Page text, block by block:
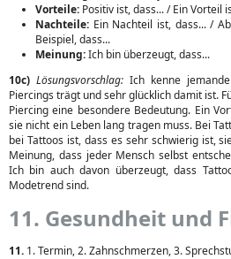
Vorteile: Positiv ist, dass... / Ein Vorteil
Nachteile: Ein Nachteil ist, dass... /
Beispiel, dass...
Meinung:Ich bin überzeugt, dass...
10c) Lösungsvorschlag: Ich kenne
Piercings trägt und sehr glücklich damit ist.
Piercing eine besondere Bedeutung. Ein
sie nicht ein Leben lang tragen muss. Bei
bei Tattoos ist, dass es sehr schwierig ist,
Meinung, dass jeder Mensch selbst
Ich bin auch davon überzeugt, dass
Modetrend sind.
11. Gesundheit und
11. 1. Termin, 2. Zahnschmerzen, 3.